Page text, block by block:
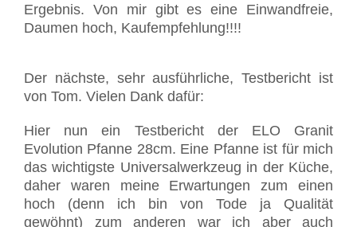
Ergebnis. Von mir gibt es eine Einwandfreie,
Daumen hoch, Kaufempfehlung!!!!
Der nächste, sehr ausführliche, Testbericht ist
von Tom. Vielen Dank dafür:
Hier nun ein Testbericht der ELO Granit
Evolution Pfanne 28cm. Eine Pfanne ist für mich
das wichtigste Universalwerkzeug in der Küche,
daher waren meine Erwartungen zum einen
hoch (denn ich bin von Tode ja Qualität
gewöhnt) zum anderen war ich aber auch